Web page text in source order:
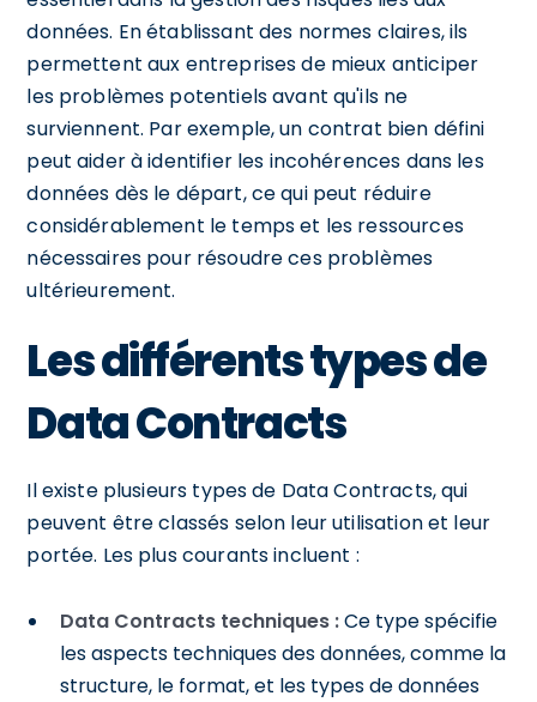
données. En établissant des normes claires, ils
permettent aux entreprises de mieux anticiper
les problèmes potentiels avant qu'ils ne
surviennent. Par exemple, un contrat bien défini
peut aider à identifier les incohérences dans les
données dès le départ, ce qui peut réduire
considérablement le temps et les ressources
nécessaires pour résoudre ces problèmes
ultérieurement.
Les différents types de
Data Contracts
Il existe plusieurs types de Data Contracts, qui
peuvent être classés selon leur utilisation et leur
portée. Les plus courants incluent :
Data Contracts techniques :Ce type spécifie
les aspects techniques des données, comme la
structure, le format, et les types de données